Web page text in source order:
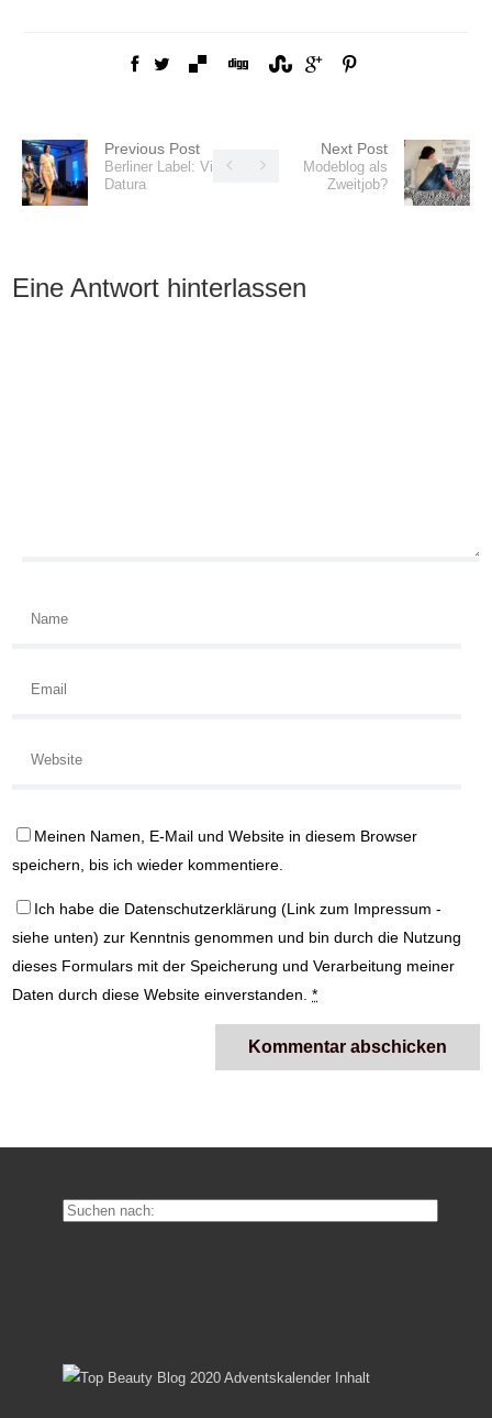
Previous Post
Berliner Label: Vita
Datura
Next Post
Modeblog als
Zweitjob?
Eine Antwort hinterlassen
Meinen Namen, E-Mail und Website in diesem Browser
speichern, bis ich wieder kommentiere.
Ich habe die Datenschutzerklärung (Link zum Impressum -
siehe unten) zur Kenntnis genommen und bin durch die Nutzung
dieses Formulars mit der Speicherung und Verarbeitung meiner
Daten durch diese Website einverstanden.*